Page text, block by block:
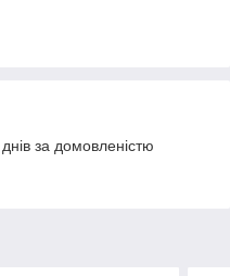
за домовленістю